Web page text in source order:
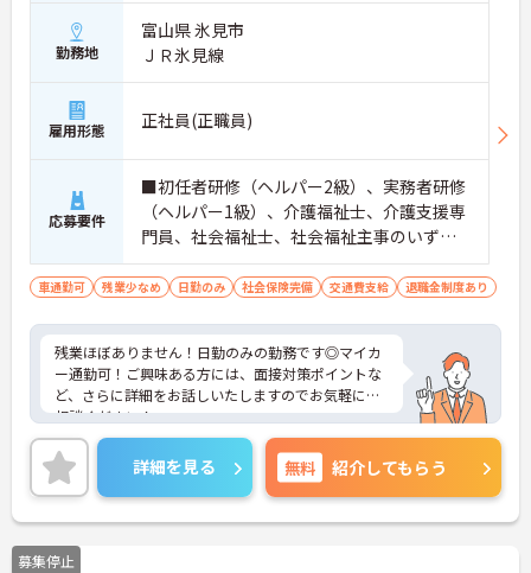
勤務地
富山県 氷見市
ＪＲ氷見線
雇用形態 正社員(正職員)
応募要件
■初任者研修（ヘルパー2級）、実務者研修
（ヘルパー1級）、介護福祉士、介護支援専
門員、社会福祉士、社会福祉主事のいずれ
か必須※経験者 ■普通自動車運転免許※ワ
ゴン車の運転できる方
車通勤可 残業少なめ 日勤のみ 社会保険完備 交通費支給 退職金制度あり
残業ほぼありません！日勤のみの勤務です◎マイカ
ー通勤可！ご興味ある方には、面接対策ポイントな
ど、さらに詳細をお話しいたしますのでお気軽にご
相談ください！
詳細を見る 無料 紹介してもらう
募集停止